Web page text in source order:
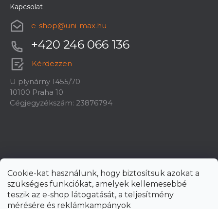
Cookie-kat használunk, hogy biztosítsuk azokat a
szükséges funkciókat, amelyek kellemesebbé
teszik az e-shop látogatását, a teljesítmény
mérésére és reklámkampányok
Kapcsolat
e-shop@uni-max.hu
+420 246 066 136
Kérdezzen
U plynárny 1455/70
10100 Praha 10
Cégjegyzékszám: 23876794